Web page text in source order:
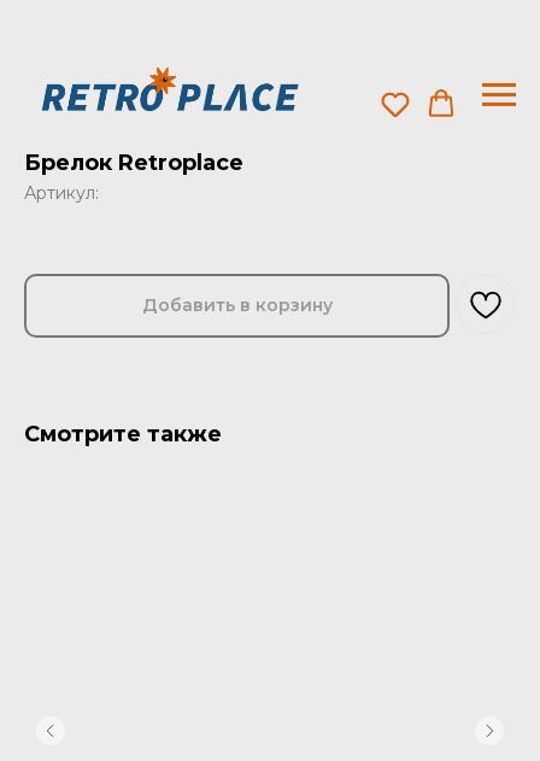
Брелок Retroplace
Артикул:
Добавить в корзину
Смотрите также